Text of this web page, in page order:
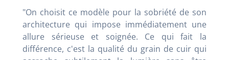
"On choisit ce modèle pour la sobriété de son
architecture qui impose immédiatement une
allure sérieuse et soignée. Ce qui fait la
différence, c'est la qualité du grain de cuir qui